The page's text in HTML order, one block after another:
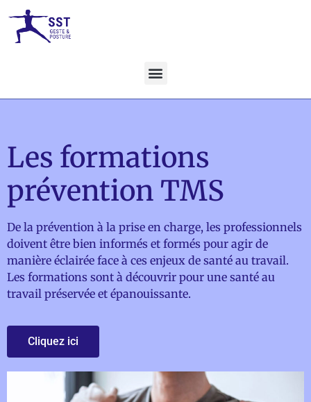
Les formations
prévention TMS
De la prévention à la prise en charge, les professionnels
doivent être bien informés et formés pour agir de
manière éclairée face à ces enjeux de santé au travail.
Les formations sont à découvrir pour une santé au
travail préservée et épanouissante.
Cliquez ici